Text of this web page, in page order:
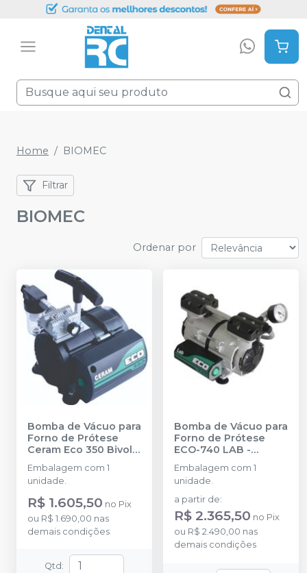
Home BIOMEC
Filtrar
BIOMEC
Ordenar por
Bomba de Vácuo para
Forno de Prótese
Ceram Eco 350 Bivolt
BIOMEC
Embalagem com 1
unidade.
R$ 1.605,50 no Pix
ou R$ 1.690,00 nas
demais condições
Qtd :
Bomba de Vácuo para
Forno de Prótese
ECO-740 LAB -
BIOMEC
Embalagem com 1
unidade.
a partir de:
R$ 2.365,50 no Pix
ou R$ 2.490,00 nas
demais condições